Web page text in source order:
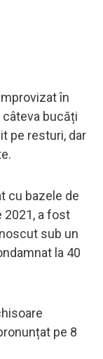
în
câteva bucăți
pe resturi, dar
cu bazele de
2021, a fost
sub un
la 40
pe 8